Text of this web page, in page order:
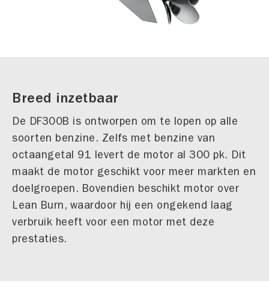
Breed inzetbaar
De DF300B is ontworpen om te lopen op alle
soorten benzine. Zelfs met benzine van
octaangetal 91 levert de motor al 300 pk. Dit
maakt de motor geschikt voor meer markten en
doelgroepen. Bovendien beschikt motor over
Lean Burn, waardoor hij een ongekend laag
verbruik heeft voor een motor met deze
prestaties.